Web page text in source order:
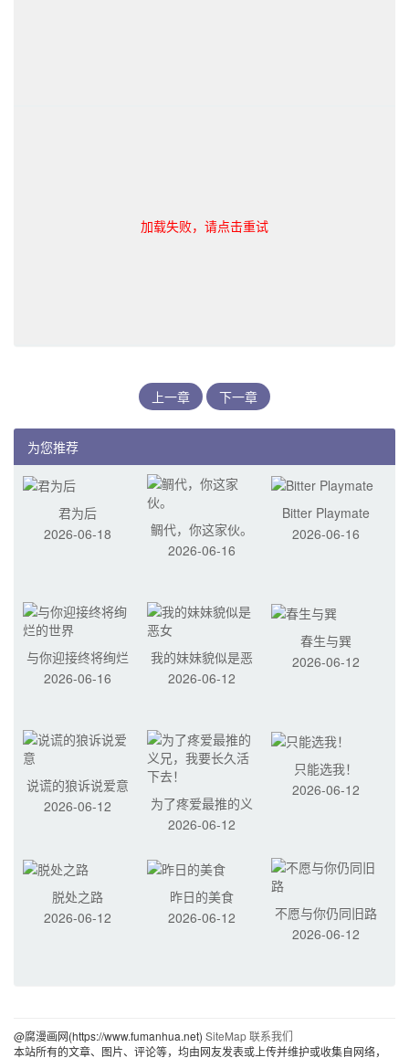
加载失败，请点击重试
上一章 下一章
为您推荐
君为后
2026-06-18
鲷代，你这家伙。
2026-06-16
Bitter Playmate
2026-06-16
与你迎接终将绚烂
的世界
2026-06-16
我的妹妹貌似是恶
女
2026-06-12
春生与巽
2026-06-12
说谎的狼诉说爱意
2026-06-12
为了疼爱最推的义
兄，我要长久活下
2026-06-12
只能选我！
2026-06-12
脱处之路
2026-06-12
昨日的美食
2026-06-12
不愿与你仍同旧路
2026-06-12
@腐漫画网(https://www.fumanhua.net) SiteMap联系我们
本站所有的文章、图片、评论等，均由网友发表或上传并维护或收集自网络，